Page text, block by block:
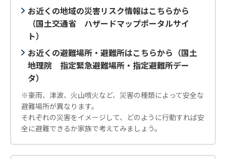
お近くの地域の災害リスク情報はこちらから
（国土交通省 ハザードマップポータルサイ
ト）
お近くの避難場所・避難所はこちらから（国土
地理院 指定緊急避難場所・指定避難所デー
タ）
※豪雨、津波、火山噴火など、災害の種類によって安全な
避難場所が異なります。
それぞれの災害をイメージして、どのように行動すれば安
全に避難できるか家族で考えてみましょう。